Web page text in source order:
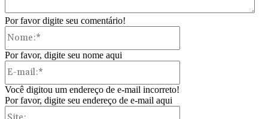
Por favor digite seu comentário!
Por favor, digite seu nome aqui
Você digitou um endereço de e-mail incorreto!
Por favor, digite seu endereço de e-mail aqui